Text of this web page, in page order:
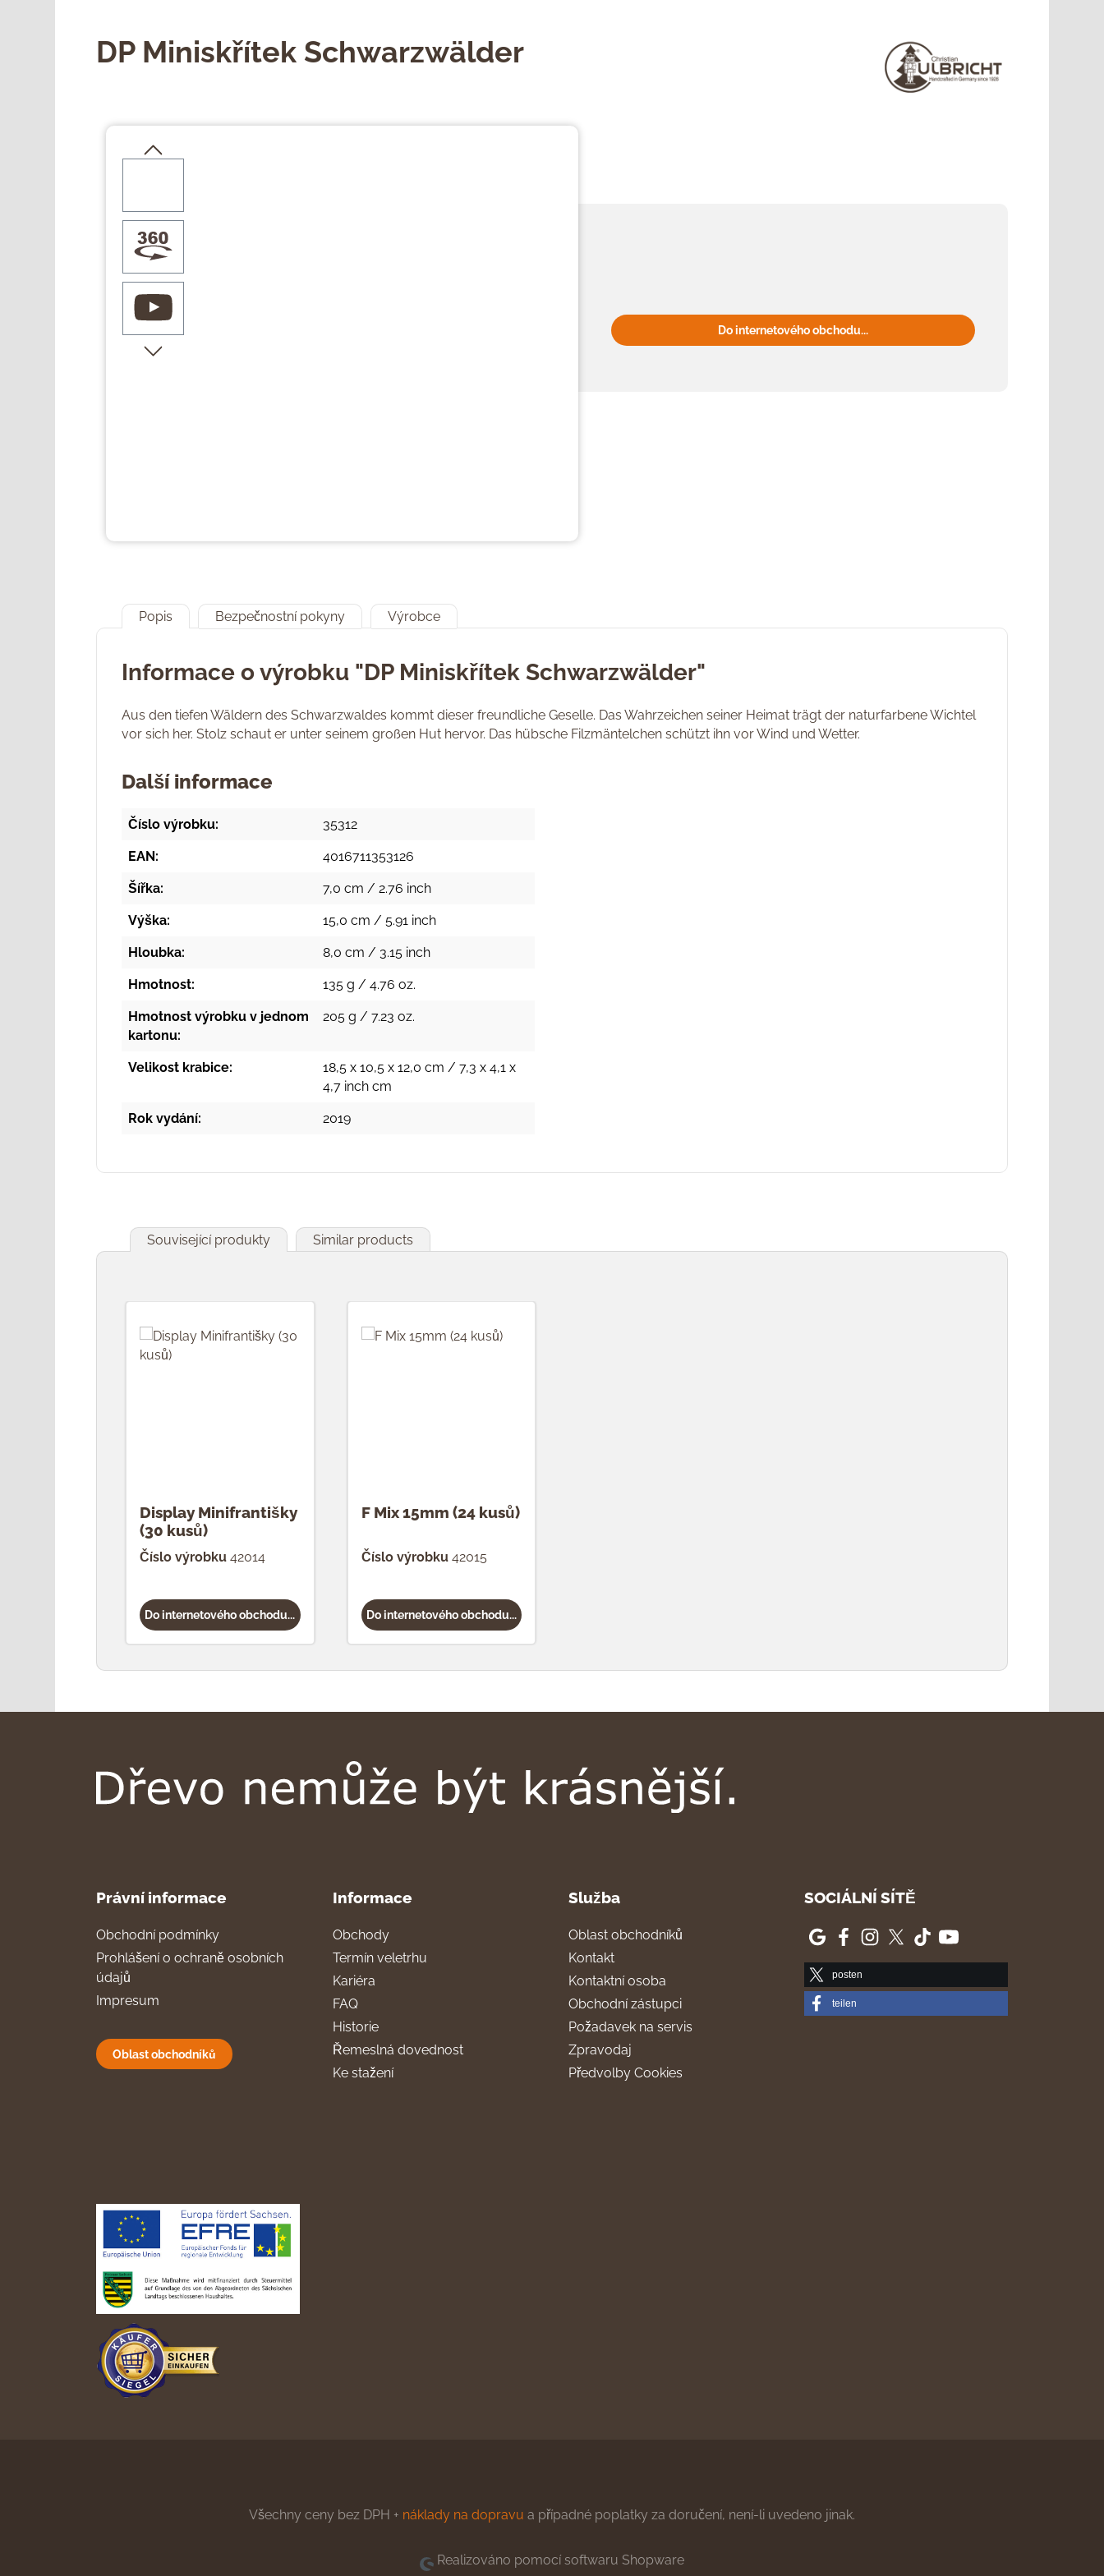
DP Miniskřítek Schwarzwälder
Do internetového obchodu...
Popis Bezpečnostní pokyny Výrobce
Informace o výrobku "DP Miniskřítek Schwarzwälder"
Aus den tiefen Wäldern des Schwarzwaldes kommt dieser freundliche Geselle. Das Wahrzeichen seiner Heimat trägt der naturfarbene Wichtel
vor sich her. Stolz schaut er unter seinem großen Hut hervor. Das hübsche Filzmäntelchen schützt ihn vor Wind und Wetter.
Další informace
Číslo výrobku: 35312
EAN: 4016711353126
Šířka: 7,0 cm / 2.76 inch
Výška: 15,0 cm / 5.91 inch
Hloubka: 8,0 cm / 3.15 inch
Hmotnost: 135 g / 4.76 oz.
Hmotnost výrobku v jednom
kartonu:
205 g / 7.23 oz.
Velikost krabice:
18,5 x 10,5 x 12,0 cm / 7,3 x 4,1 x
4,7 inch cm
Rok vydání: 2019
Související produkty Similar products
Display Minifrantišky
(30 kusů)
Číslo výrobku 42014
Do internetového obchodu...
F Mix 15mm (24 kusů)
Číslo výrobku42015
Do internetového obchodu...
Právní informace
Obchodní podmínky
Prohlášení o ochraně osobních
údajů
Impresum
Oblast obchodníků
Informace
Obchody
Termín veletrhu
Kariéra
FAQ
Historie
Řemeslná dovednost
Ke stažení
Služba
Oblast obchodníků
Kontakt
Kontaktní osoba
Obchodní zástupci
Požadavek na servis
Zpravodaj
Předvolby Cookies
SOCIÁLNÍ SÍTĚ
posten
teilen
Všechny ceny bez DPH + náklady na dopravu a případné poplatky za doručení, není-li uvedeno jinak.
Realizováno pomocí softwaru Shopware